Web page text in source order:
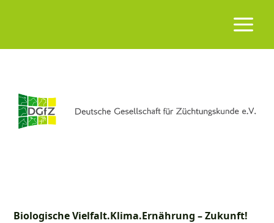
Biologische Vielfalt.Klima.Ernährung – Zukunft!